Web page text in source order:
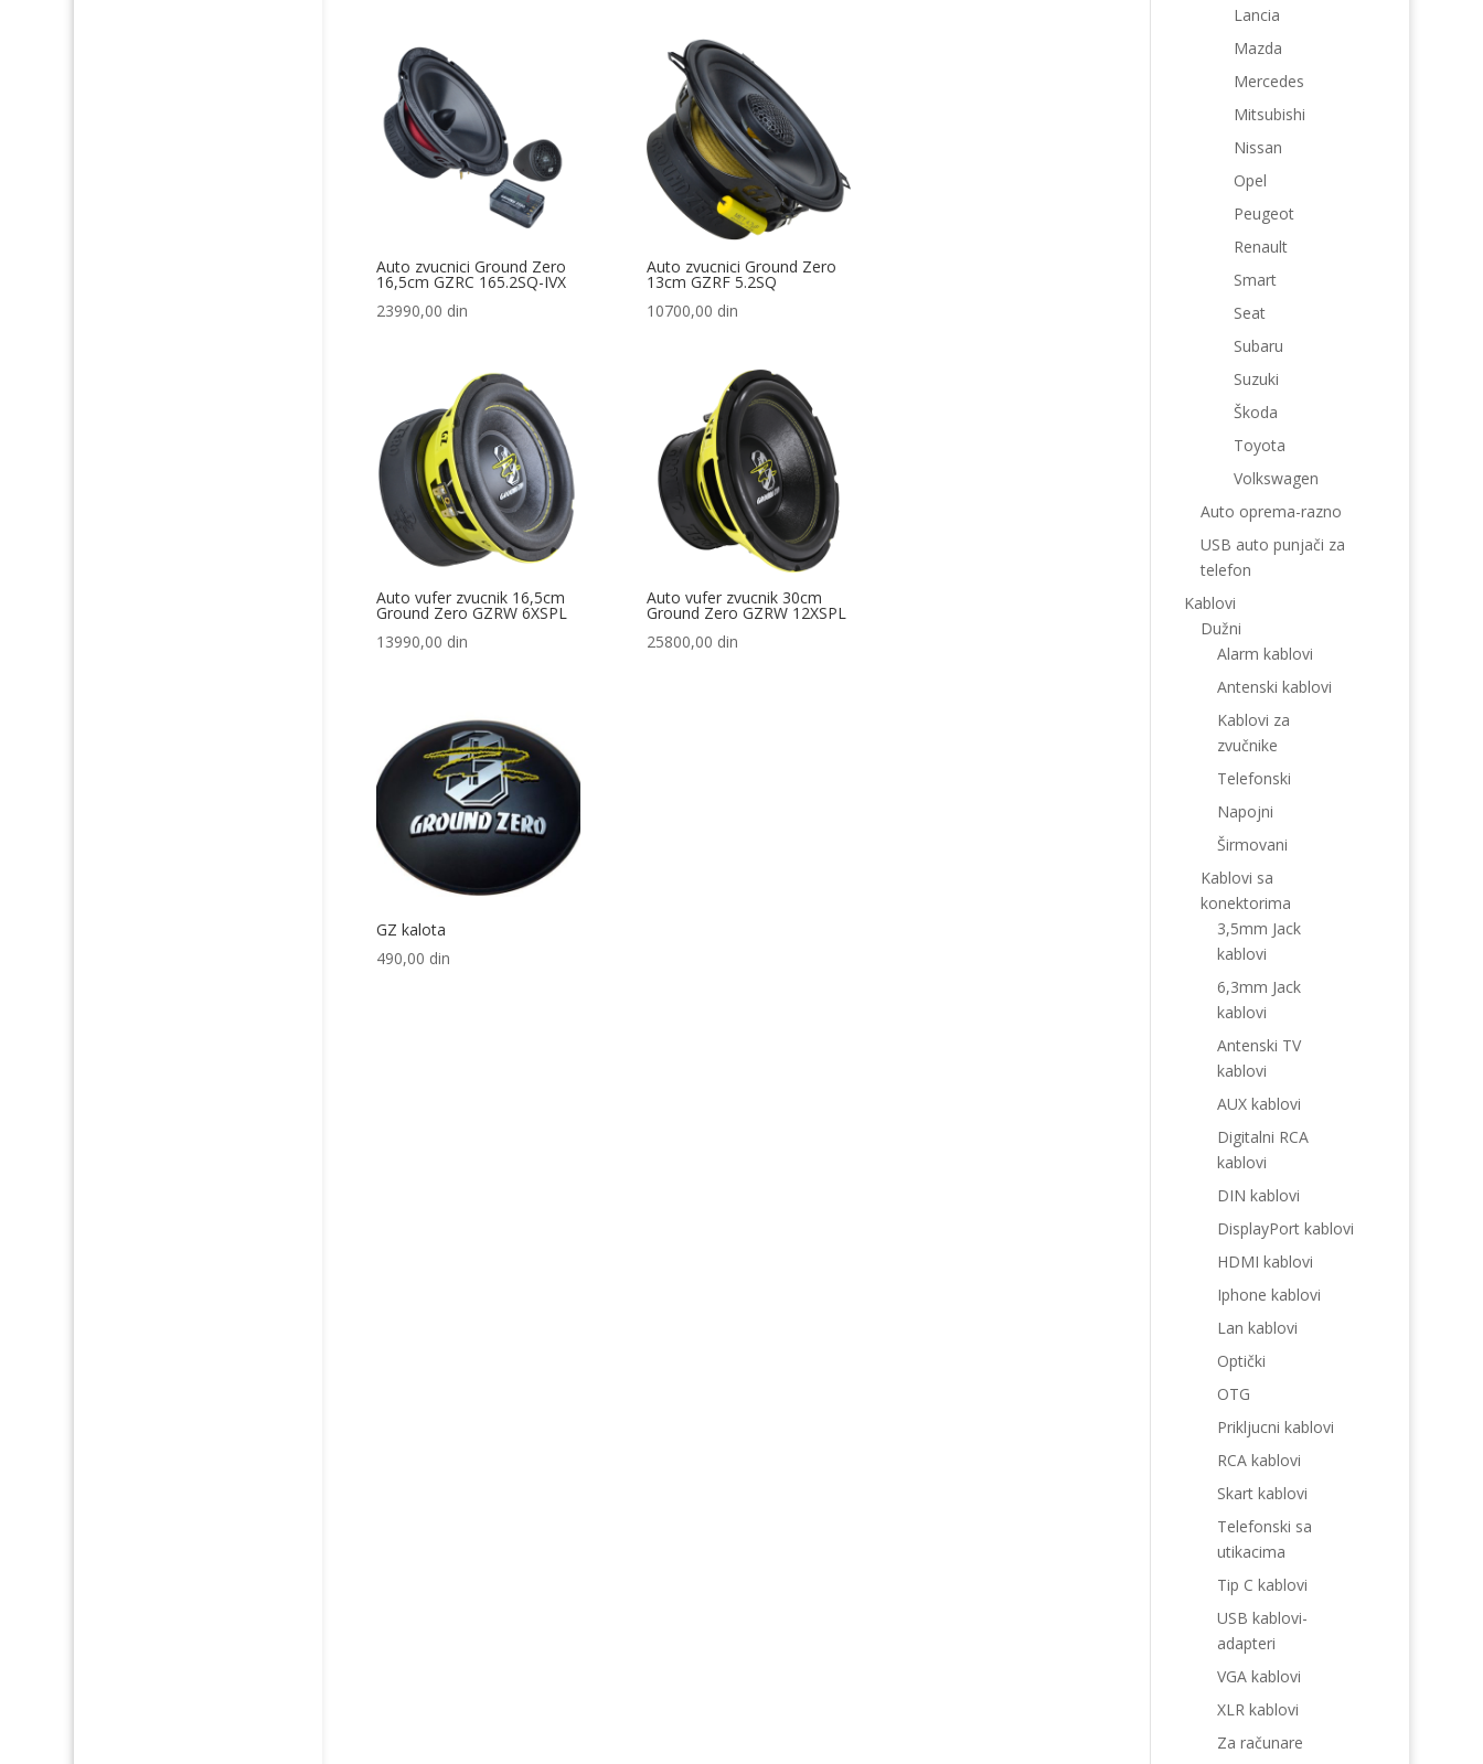
Auto zvucnici Ground Zero
16,5cm GZRC 165.2SQ-IVX
23990,00 din
Auto zvucnici Ground Zero
13cm GZRF 5.2SQ
10700,00 din
Auto vufer zvucnik 16,5cm
Ground Zero GZRW 6XSPL
13990,00 din
Auto vufer zvucnik 30cm
Ground Zero GZRW 12XSPL
25800,00 din
GZ kalota
490,00 din
Lancia
Mazda
Mercedes
Mitsubishi
Nissan
Opel
Peugeot
Renault
Smart
Seat
Subaru
Suzuki
Škoda
Toyota
Volkswagen
Auto oprema-razno
USB auto punjači za
telefon
Kablovi
Dužni
Alarm kablovi
Antenski kablovi
Kablovi za
zvučnike
Telefonski
Napojni
Širmovani
Kablovi sa
konektorima
3,5mm Jack
kablovi
6,3mm Jack
kablovi
Antenski TV
kablovi
AUX kablovi
Digitalni RCA
kablovi
DIN kablovi
DisplayPort kablovi
HDMI kablovi
Iphone kablovi
Lan kablovi
Optički
OTG
Prikljucni kablovi
RCA kablovi
Skart kablovi
Telefonski sa
utikacima
Tip C kablovi
USB kablovi-
adapteri
VGA kablovi
XLR kablovi
Za računare